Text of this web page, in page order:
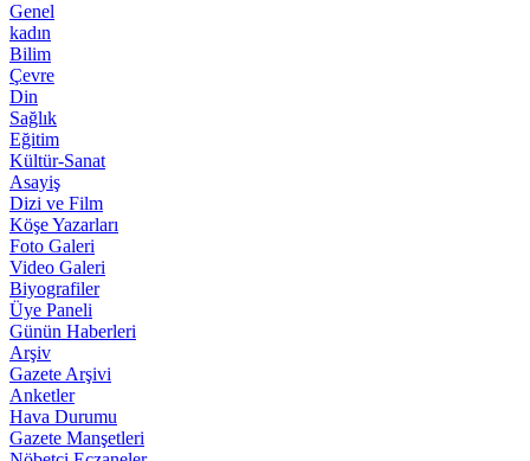
Genel
kadın
Bilim
Çevre
Din
Sağlık
Eğitim
Kültür-Sanat
Asayiş
Dizi ve Film
Köşe Yazarları
Foto Galeri
Video Galeri
Biyografiler
Üye Paneli
Günün Haberleri
Arşiv
Gazete Arşivi
Anketler
Hava Durumu
Gazete Manşetleri